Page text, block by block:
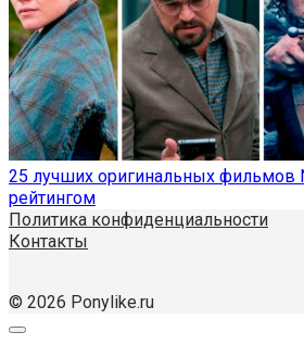
25 лучших оригинальных фильмов
рейтингом
Политика конфиденциальности
Контакты
© 2026 Ponylike.ru